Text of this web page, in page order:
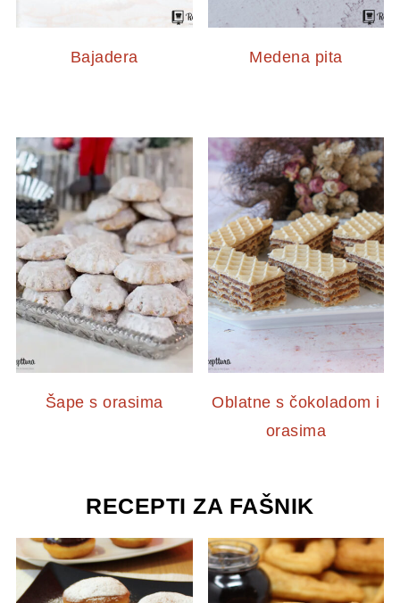
Bajadera Medena pita
Šape s orasima
Oblatne s čokoladom i
orasima
RECEPTI ZA FAŠNIK